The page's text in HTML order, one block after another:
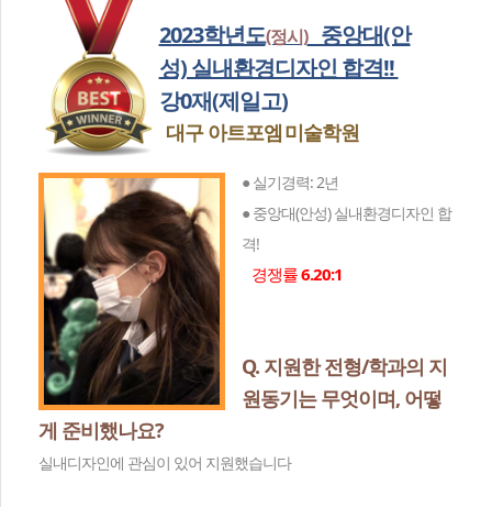
2023학년도(정시)중앙대(안
성) 실내환경디자인 합격!!
강0재(제일고)
대구 아트포엠미술학원
● 실기경력: 2년
● 중앙대(안성) 실내환경디자인 합
격!
경쟁률6.20:1
Q. 지원한 전형/학과의 지
원동기는 무엇이며, 어떻
게 준비했나요?
실내디자인에 관심이 있어 지원했습니다